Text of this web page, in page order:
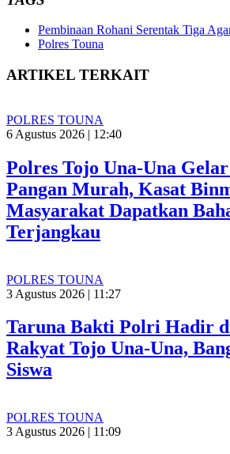
Pembinaan Rohani Serentak Tiga
Polres Touna
ARTIKEL TERKAIT
POLRES TOUNA
6 Agustus 2026 | 12:40
Polres Tojo Una-Una
Pangan Murah, Kasat
Masyarakat Dapatkan
Terjangkau
POLRES TOUNA
3 Agustus 2026 | 11:27
Taruna Bakti Polri Hadir
Rakyat Tojo Una-Una,
Siswa
POLRES TOUNA
3 Agustus 2026 | 11:09